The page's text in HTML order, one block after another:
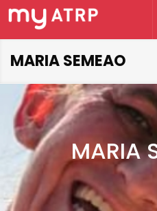
MARIA SEMEAO
MARIA